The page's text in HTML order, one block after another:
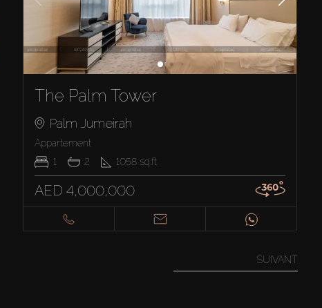
The Palm Tower
Palm Jumeirah
Appartement
1
2 1058 sq.ft
AED 4,000,000
SUIVANT